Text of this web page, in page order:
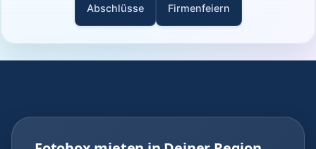
Abschlüsse Firmenfeiern